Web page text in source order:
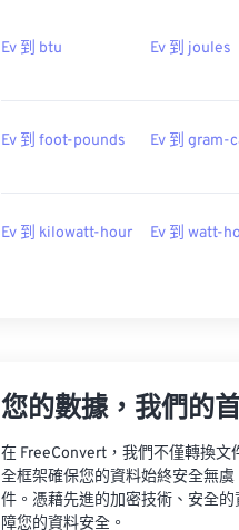
Ev 到 btu Ev 到 joules
Ev 到 foot-pounds Ev 到 gram-
Ev 到 kilowatt-hour Ev 到 watt-
您的數據，我們的
在 FreeConvert，我們不僅轉換
全框架確保您的資料始終安全無
件。憑藉先進的加密技術、安全
障您的資料安全。